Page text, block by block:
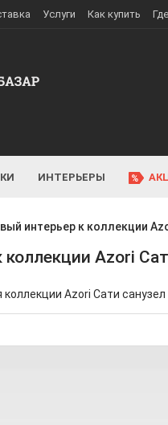
Услуги Как купить
ИНТЕРЬЕРЫ
интерьер к коллекции
коллекции Azori
Azori Сати